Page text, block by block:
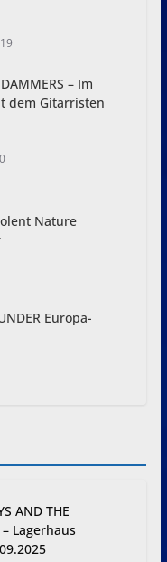
– Im
dem Gitarristen
Nature
Europa-
AND THE
– Lagerhaus